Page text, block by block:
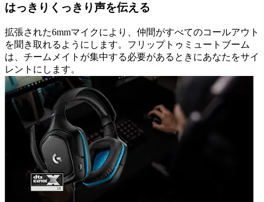
はっきりくっきり声を伝える
拡張された6mmマイクにより、仲間がすべてのコールアウト
を聞き取れるようにします。フリップトゥミュートブーム
は、チームメイトが集中する必要があるときにあなたをサイ
レントにします。